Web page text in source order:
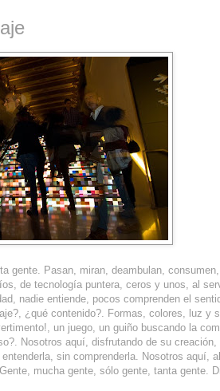
gente. Pasan, miran, deambulan,
de tecnología puntera, ceros y unos, al
nadie entiende, pocos comprenden el
¿qué contenido?. Formas, colores, luz y
un juego, un guiño buscando la
Nosotros aquí, disfrutando de su creación,
sin comprenderla. Nosotros aquí,
mucha gente, sólo gente, tanta gente.